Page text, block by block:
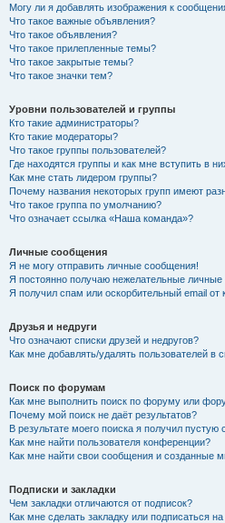
Могу ли я добавлять изображения к
Что такое важные объявления?
Что такое объявления?
Что такое прилепленные темы?
Что такое закрытые темы?
Что такое значки тем?
Уровни пользователей и группы
Кто такие администраторы?
Кто такие модераторы?
Что такое группы пользователей?
Где находятся группы и как мне вступить в
Как мне стать лидером группы?
Почему названия некоторых групп имеют
Что такое группа по умолчанию?
Что означает ссылка «Наша команда»?
Личные сообщения
Я не могу отправить личные сообщения!
Я постоянно получаю нежелательные
Я получил спам или оскорбительный email от
Друзья и недруги
Что означают списки друзей и недругов?
Как мне добавлять/удалять пользователей в
Поиск по форумам
Как мне выполнить поиск по форуму или
Почему мой поиск не даёт результатов?
В результате моего поиска я получил пустую
Как мне найти пользователя конференции?
Как мне найти свои сообщения и созданные
Подписки и закладки
Чем закладки отличаются от подписок?
Как мне сделать закладку или подписаться